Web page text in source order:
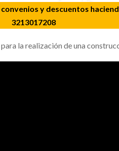
y descuentos
3213017208
la realización de una